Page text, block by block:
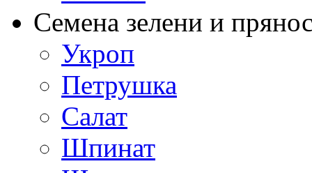
Семена зелени и
Укроп
Петрушка
Салат
Шпинат